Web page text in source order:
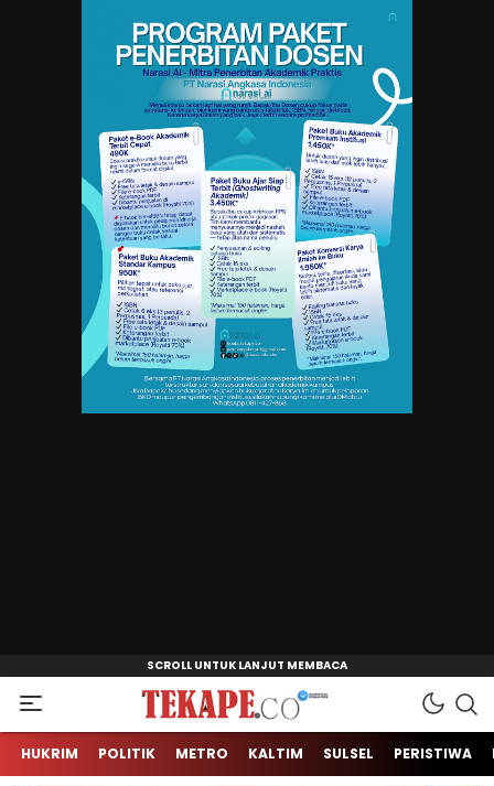
Tekape.co
Jendela Informasi Kita
HUKRIM POLITIK METRO KALTIM SULSEL PERISTIWA